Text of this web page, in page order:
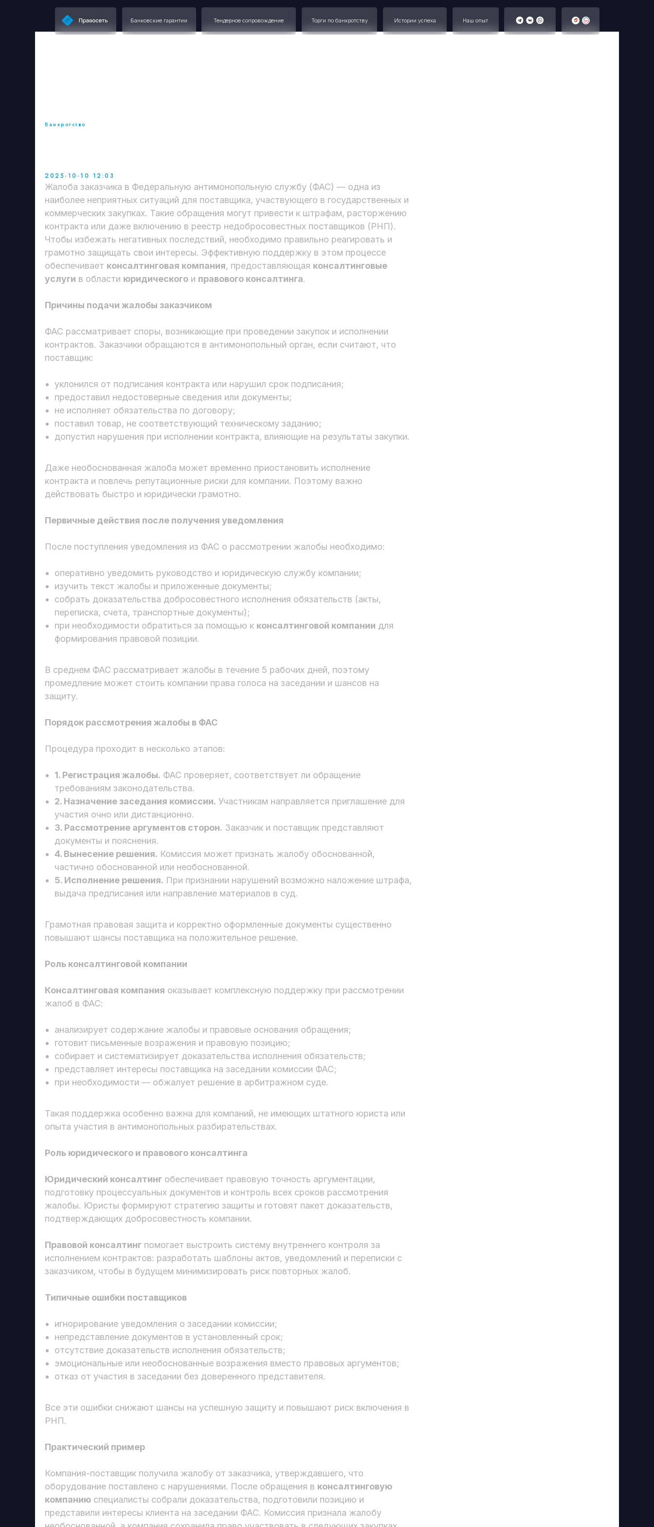
Торги по банкротству
Тендерное сопровождение
Банковские гарантии
Банкротство
2025-10-10 12:03
Жалоба заказчика в Федеральную антимонопольную службу (ФАС) — одна из
наиболее неприятных ситуаций для поставщика, участвующего в государственных и
коммерческих закупках. Такие обращения могут привести к штрафам, расторжению
контракта или даже включению в реестр недобросовестных поставщиков (РНП).
Чтобы избежать негативных последствий, необходимо правильно реагировать и
грамотно защищать свои интересы. Эффективную поддержку в этом процессе
обеспечивает консалтинговая компания, предоставляющая консалтинговые
услуги в области юридического и правового консалтинга.
Причины подачи жалобы заказчиком
ФАС рассматривает споры, возникающие при проведении закупок и исполнении
контрактов. Заказчики обращаются в антимонопольный орган, если считают, что
поставщик:
уклонился от подписания контракта или нарушил срок подписания;
предоставил недостоверные сведения или документы;
не исполняет обязательства по договору;
поставил товар, не соответствующий техническому заданию;
допустил нарушения при исполнении контракта, влияющие на результаты закупки.
Даже необоснованная жалоба может временно приостановить исполнение
контракта и повлечь репутационные риски для компании. Поэтому важно
действовать быстро и юридически грамотно.
Первичные действия после получения уведомления
После поступления уведомления из ФАС о рассмотрении жалобы необходимо:
оперативно уведомить руководство и юридическую службу компании;
изучить текст жалобы и приложенные документы;
собрать доказательства добросовестного исполнения обязательств (акты,
переписка, счета, транспортные документы);
при необходимости обратиться за помощью к консалтинговой компании для
формирования правовой позиции.
В среднем ФАС рассматривает жалобы в течение 5 рабочих дней, поэтому
промедление может стоить компании права голоса на заседании и шансов на
защиту.
Порядок рассмотрения жалобы в ФАС
Процедура проходит в несколько этапов:
1. Регистрация жалобы. ФАС проверяет, соответствует ли обращение
требованиям законодательства.
2. Назначение заседания комиссии. Участникам направляется приглашение для
участия очно или дистанционно.
3. Рассмотрение аргументов сторон. Заказчик и поставщик представляют
документы и пояснения.
4. Вынесение решения. Комиссия может признать жалобу обоснованной,
частично обоснованной или необоснованной.
5. Исполнение решения. При признании нарушений возможно наложение штрафа,
выдача предписания или направление материалов в суд.
Грамотная правовая защита и корректно оформленные документы существенно
повышают шансы поставщика на положительное решение.
Роль консалтинговой компании
Консалтинговая компания оказывает комплексную поддержку при рассмотрении
жалоб в ФАС:
анализирует содержание жалобы и правовые основания обращения;
готовит письменные возражения и правовую позицию;
собирает и систематизирует доказательства исполнения обязательств;
представляет интересы поставщика на заседании комиссии ФАС;
при необходимости — обжалует решение в арбитражном суде.
Такая поддержка особенно важна для компаний, не имеющих штатного юриста или
опыта участия в антимонопольных разбирательствах.
Роль юридического и правового консалтинга
Юридический консалтинг обеспечивает правовую точность аргументации,
подготовку процессуальных документов и контроль всех сроков рассмотрения
жалобы. Юристы формируют стратегию защиты и готовят пакет доказательств,
подтверждающих добросовестность компании.
Правовой консалтинг помогает выстроить систему внутреннего контроля за
исполнением контрактов: разработать шаблоны актов, уведомлений и переписки с
заказчиком, чтобы в будущем минимизировать риск повторных жалоб.
Типичные ошибки поставщиков
игнорирование уведомления о заседании комиссии;
непредставление документов в установленный срок;
отсутствие доказательств исполнения обязательств;
эмоциональные или необоснованные возражения вместо правовых аргументов;
отказ от участия в заседании без доверенного представителя.
Все эти ошибки снижают шансы на успешную защиту и повышают риск включения в
РНП.
Практический пример
Компания-поставщик получила жалобу от заказчика, утверждавшего, что
оборудование поставлено с нарушениями. После обращения в консалтинговую
компанию специалисты собрали доказательства, подготовили позицию и
представили интересы клиента на заседании ФАС. Комиссия признала жалобу